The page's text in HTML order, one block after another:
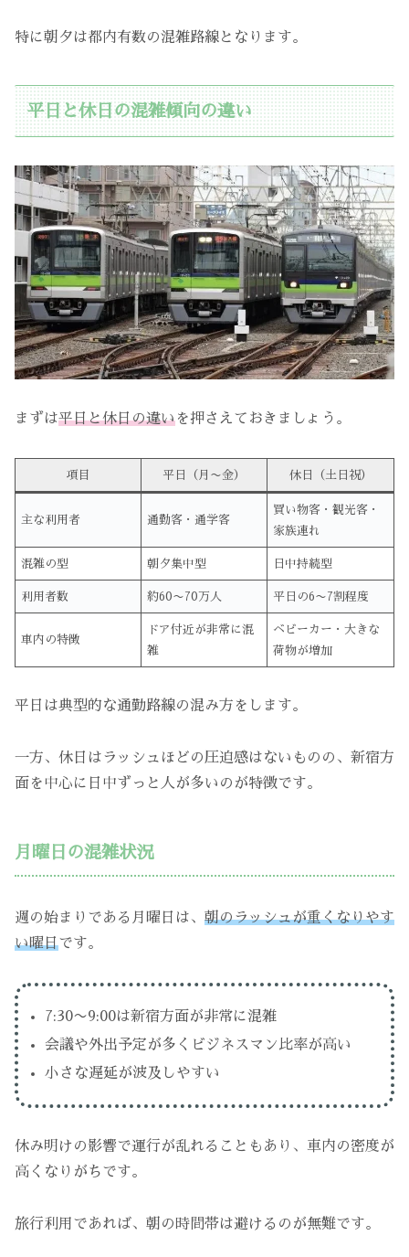
特に朝夕は都内有数の混雑路線となります。
平日と休日の混雑傾向の違い
まずは平日と休日の違いを押さえておきましょう。
項目 平日（月〜金） 休日（土日祝）
主な利用者 通勤客・通学客
買い物客・観光客・
家族連れ
混雑の型 朝夕集中型 日中持続型
利用者数 約60〜70万人 平日の6〜7割程度
車内の特徴
ドア付近が非常に混
雑
ベビーカー・大きな
荷物が増加
平日は典型的な通勤路線の混み方をします。
一方、休日はラッシュほどの圧迫感はないものの、新宿方
面を中心に日中ずっと人が多いのが特徴です。
月曜日の混雑状況
週の始まりである月曜日は、 朝のラッシュが重くなりやす
い曜日です。
7:30〜9:00は新宿方面が非常に混雑
会議や外出予定が多くビジネスマン比率が高い
小さな遅延が波及しやすい
休み明けの影響で運行が乱れることもあり、車内の密度が
高くなりがちです。
旅行利用であれば、朝の時間帯は避けるのが無難です。